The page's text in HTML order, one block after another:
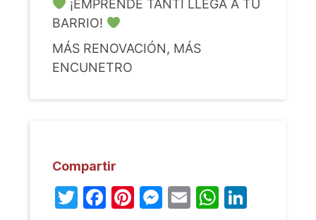
¡EMPRENDE TANTI LLEGA A TU
BARRIO!
MÁS RENOVACIÓN, MÁS
ENCUNETRO
Compartir
Twitter
Facebook
Pinterest
Messenger
Email